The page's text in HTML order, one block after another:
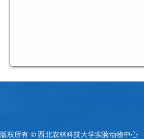
版权所有 © 西北农林科技大学实验动物中心